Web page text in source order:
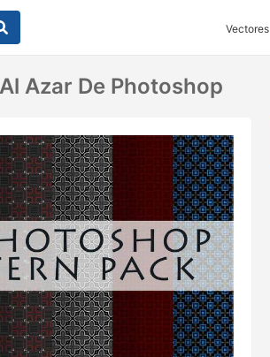
Vectores
Azar De Photoshop